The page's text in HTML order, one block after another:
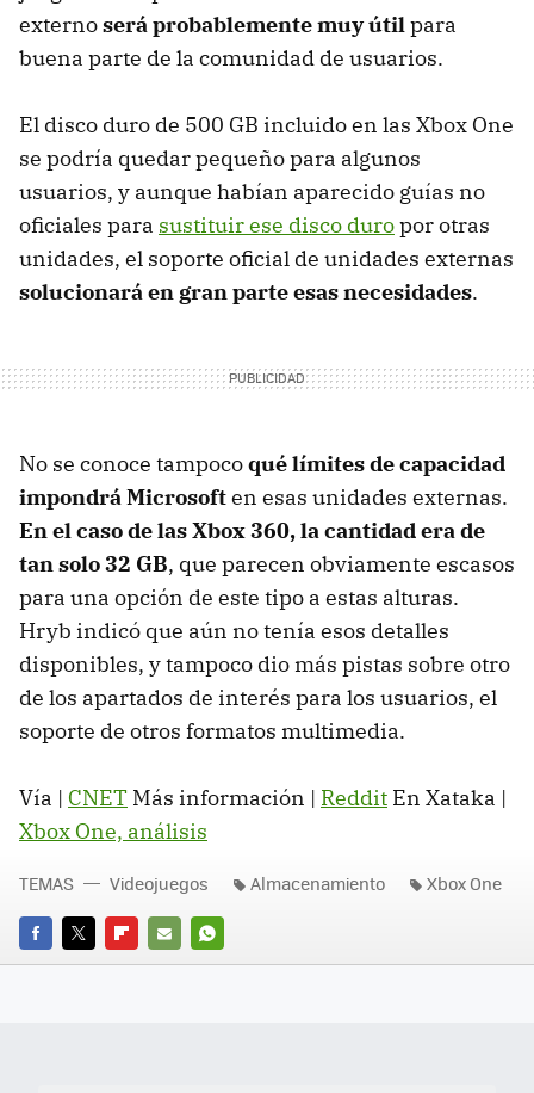
externoserá probablemente muy útilpara
buena parte de la comunidad de usuarios.
El disco duro de 500 GB incluido en las Xbox One
se podría quedar pequeño para algunos
usuarios, y aunque habían aparecido guías no
oficiales para sustituir ese disco duropor otras
unidades, el soporte oficial de unidades externas
solucionará en gran parte esas necesidades.
No se conoce tampocoqué límites de capacidad
impondrá Microsoften esas unidades externas.
En el caso de las Xbox 360, la cantidad era de
tan solo 32 GB, que parecen obviamente escasos
para una opción de este tipo a estas alturas.
Hryb indicó que aún no tenía esos detalles
disponibles, y tampoco dio más pistas sobre otro
de los apartados de interés para los usuarios, el
soporte de otros formatos multimedia.
Vía | CNET Más información | Reddit En Xataka |
Xbox One, análisis
FACEBOOK
TWITTERFLIPBOARD
E-
WHATSAPP
TEMAS Videojuegos Almacenamiento Xbox One